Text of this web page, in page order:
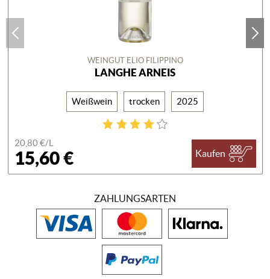
WEINGUT ELIO FILIPPINO
LANGHE ARNEIS
Weißwein trocken 2025
20,80 €/L
15,60 € Kaufen
ZAHLUNGSARTEN